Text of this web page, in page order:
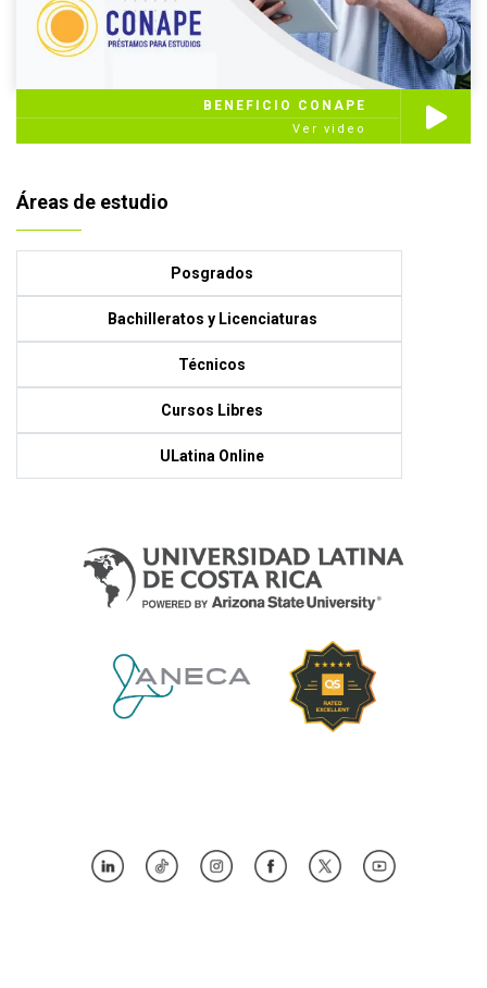
BENEFICIO CONAPE
Ver video
Áreas de estudio
Posgrados
Bachilleratos y Licenciaturas
Técnicos
Cursos Libres
ULatina Online